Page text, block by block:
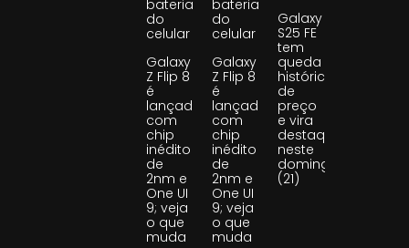
bateria
do
celular
Galaxy
Z Flip 8
é
lançado
com
chip
inédito
de
2nm e
One UI
9; veja
o que
muda
bateria
do
celular
Galaxy
Z Flip 8
é
lançado
com
chip
inédito
de
2nm e
One UI
9; veja
o que
muda
Galaxy
S25 FE
tem
queda
histórica
de
preço
e vira
destaque
neste
domingo
(21)